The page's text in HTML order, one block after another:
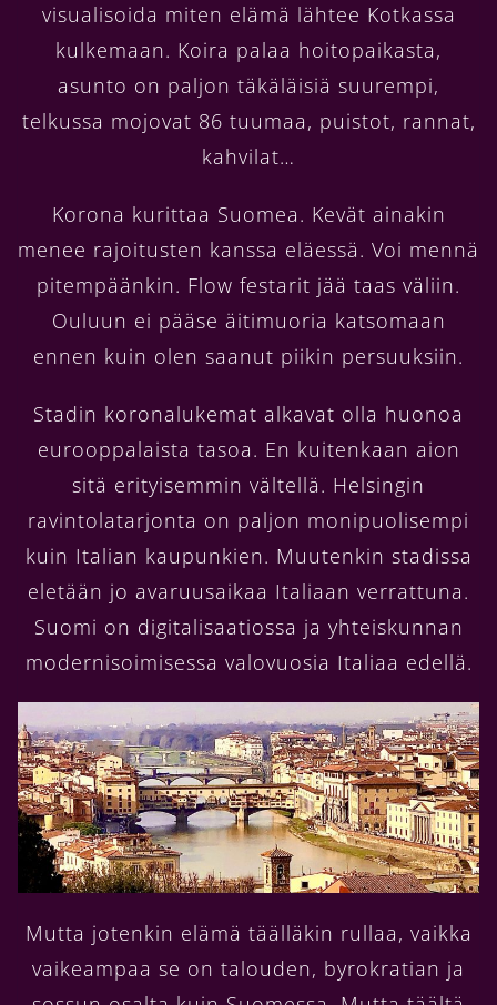
visualisoida miten elämä lähtee Kotkassa
kulkemaan. Koira palaa hoitopaikasta,
asunto on paljon täkäläisiä suurempi,
telkussa mojovat 86 tuumaa, puistot, rannat,
kahvilat…
Korona kurittaa Suomea. Kevät ainakin
menee rajoitusten kanssa eläessä. Voi mennä
pitempäänkin. Flow festarit jää taas väliin.
Ouluun ei pääse äitimuoria katsomaan
ennen kuin olen saanut piikin persuuksiin.
Stadin koronalukemat alkavat olla huonoa
eurooppalaista tasoa. En kuitenkaan aion
sitä erityisemmin vältellä. Helsingin
ravintolatarjonta on paljon monipuolisempi
kuin Italian kaupunkien. Muutenkin stadissa
eletään jo avaruusaikaa Italiaan verrattuna.
Suomi on digitalisaatiossa ja yhteiskunnan
modernisoimisessa valovuosia Italiaa edellä.
Mutta jotenkin elämä täälläkin rullaa, vaikka
vaikeampaa se on talouden, byrokratian ja